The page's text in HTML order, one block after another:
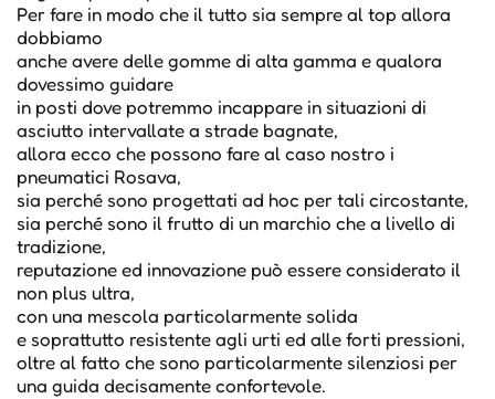
Per fare in modo che il tutto sia sempre al top allora
dobbiamo
anche avere delle gomme di alta gamma e qualora
dovessimo guidare
in posti dove potremmo incappare in situazioni di
asciutto intervallate a strade bagnate,
allora ecco che possono fare al caso nostro i
pneumatici Rosava,
sia perché sono progettati ad hoc per tali circostante,
sia perché sono il frutto di un marchio che a livello di
tradizione,
reputazione ed innovazione può essere considerato il
non plus ultra,
con una mescola particolarmente solida
e soprattutto resistente agli urti ed alle forti pressioni,
oltre al fatto che sono particolarmente silenziosi per
una guida decisamente confortevole.